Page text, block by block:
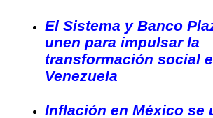
El Sistema y Banco
unen para impulsar la
transformación social
Venezuela
Inflación en México se